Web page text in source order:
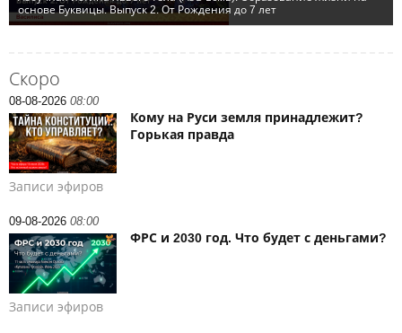
Скоро
08-08-2026 08:00
Кому на Руси земля принадлежит?
Горькая правда
Записи эфиров
09-08-2026 08:00
ФРС и 2030 год. Что будет с деньгами?
Записи эфиров